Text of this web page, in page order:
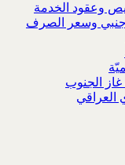
وعقود الخدمة
وسعر الصرف
الجنوب
العراقي